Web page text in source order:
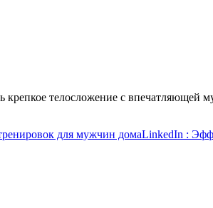
телосложение с впечатляющей
для мужчин домаLinkedIn :